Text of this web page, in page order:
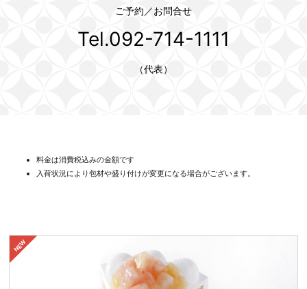
ご予約／お問合せ
Tel.092-714-1111
（代表）
料金は消費税込みの金額です
入荷状況により包材や盛り付けが変更になる場合がございます。